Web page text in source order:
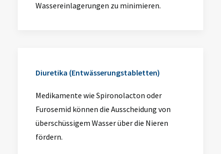
Wassereinlagerungen zu minimieren.
Diuretika (Entwässerungstabletten)
Medikamente wie Spironolacton oder
Furosemid können die Ausscheidung von
überschüssigem Wasser über die Nieren
fördern.